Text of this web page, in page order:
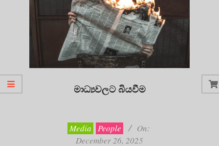
මාධ්‍යවලට බියවීම
Media People
On:
December 26, 2025